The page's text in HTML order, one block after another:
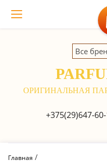
+375(29)647-
Все
ОРИГИНАЛЬНАЯ
Главная /